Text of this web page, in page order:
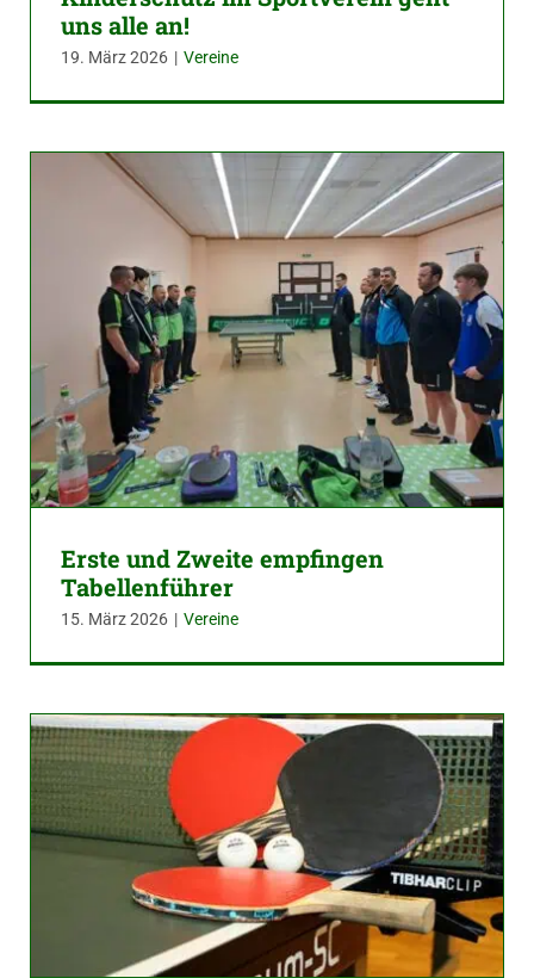
uns alle an!
19. März 2026 | Vereine
Erste und Zweite empfingen
Tabellenführer
15. März 2026 | Vereine